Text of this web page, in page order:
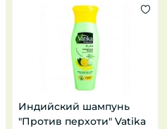
Индийский шампунь
"Против перхоти" Vatika